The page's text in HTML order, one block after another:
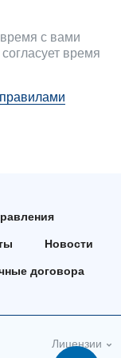
с вами
время
правилами
Новости
договора
Лицензии